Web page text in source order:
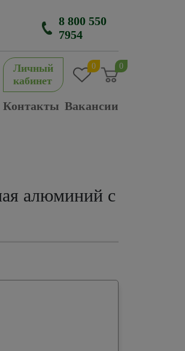
8 800 550
7954
Личный
кабинет
0 0
Контакты Вакансии
алюминий с